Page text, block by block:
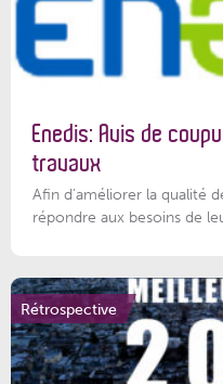
Enedis: Avis de
travaux
Afin d’améliorer la qualité
répondre aux besoins de
Rétrospective